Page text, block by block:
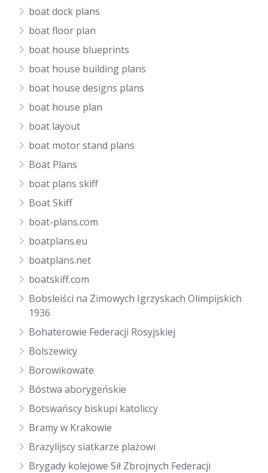
boat dock plans
boat floor plan
boat house blueprints
boat house building plans
boat house designs plans
boat house plan
boat layout
boat motor stand plans
Boat Plans
boat plans skiff
Boat Skiff
boat-plans.com
boatplans.eu
boatplans.net
boatskiff.com
Bobsleiści na Zimowych Igrzyskach Olimpijskich
1936
Bohaterowie Federacji Rosyjskiej
Bolszewicy
Borowikowate
Bóstwa aborygeńskie
Botswańscy biskupi katoliccy
Bramy w Krakowie
Brazylijscy siatkarze plażowi
Brygady kolejowe Sił Zbrojnych Federacji